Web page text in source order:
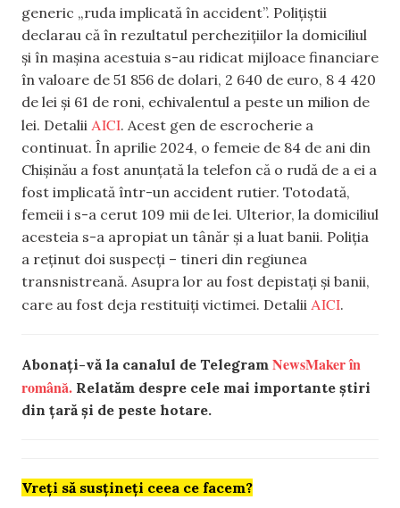
generic „ruda implicată în accident”. Polițiștii
declarau că în rezultatul perchezițiilor la domiciliul
și în mașina acestuia s-au ridicat mijloace financiare
în valoare de 51 856 de dolari, 2 640 de euro, 8 4 420
de lei și 61 de roni, echivalentul a peste un milion de
lei. Detalii AICI. Acest gen de escrocherie a
continuat. În aprilie 2024, o femeie de 84 de ani din
Chișinău a fost anunțată la telefon că o rudă de a ei a
fost implicată într-un accident rutier. Totodată,
femeii i s-a cerut 109 mii de lei. Ulterior, la domiciliul
acesteia s-a apropiat un tânăr și a luat banii. Poliția
a reținut doi suspecți – tineri din regiunea
transnistreană. Asupra lor au fost depistați și banii,
care au fost deja restituiți victimei. Detalii AICI.
Abonați-vă la canalul de Telegram NewsMaker în
română. Relatăm despre cele mai importante știri
din țară și de peste hotare.
Vreți să susțineți ceea ce facem?